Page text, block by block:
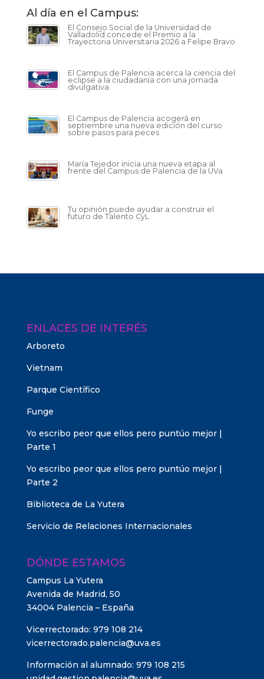
Al día en el Campus:
El Consejo Social de la Universidad de
Valladolid concede el Premio a la
Trayectoria Universitaria 2026 a Felipe Bravo
El Campus de Palencia acerca la ciencia del
eclipse a la ciudadanía con una jornada
divulgativa
El Campus de Palencia acogerá en
septiembre una nueva edición del curso
sobre pasos para peces
María Tejedor inicia una nueva etapa al
frente del Campus de Palencia de la UVa
Tu opinión puede ayudar a construir el
futuro de Talento CyL
ENLACES DE INTERÉS
Arboreto
Vietnam
Parque Científico
Funge
Yo escribo peor que ellos pero puntúo mejor |
Parte 1
Yo escribo peor que ellos pero puntúo mejor |
Parte 2
Biblioteca de La Yutera
Servicio de Relaciones Internacionales
DÓNDE ESTAMOS
Campus La Yutera
Avenida de Madrid, 50
34004 Palencia – España
Vicerrectorado: 979 108 214
vicerrectorado.palencia@uva.es
Información al alumnado: 979 108 215